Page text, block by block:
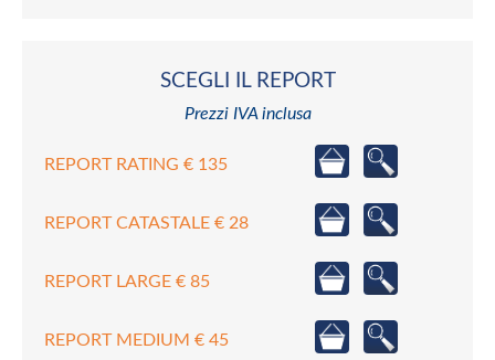
SCEGLI IL REPORT
Prezzi IVA inclusa
REPORT RATING € 135
REPORT CATASTALE € 28
REPORT LARGE € 85
REPORT MEDIUM € 45